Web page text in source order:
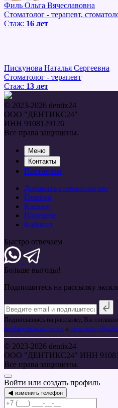
Филь Ольга Вячеславовна
Стоматолог - терапевт,
Стаж: 16 лет
Пискунова Наталья Сергеевна
Стоматолог - терапевт
Стаж: 13 лет
© 2023-2026 dentix24
ООО "ДЕНТИКС24"
ИНН 9108129126
Все права защищены.
Меню
Контакты
Партнерам
Добавить стоматологию
Главная
Каталог
Полезное
Кабинет
Быстро отвечаем
Больше выгоды!
Подпишитесь на рассылку
Подписываясь на рассылку, Вы
конфиденциальности и политики
© 2023-2026 dentix24
ООО "ДЕНТИКС24" ИНН
Все права защищены.
Войти или создать профиль
◀ изменить телефон